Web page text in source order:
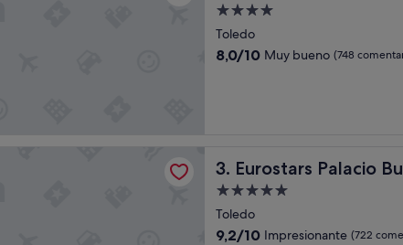
o
n
u
v
i
e
Alojamiento
de
4.0 estrellas
Toledo
8.0
8,0/10 Muy bueno (748
3. Eurostars Palacio
Eurostars Palacio Buenavista
Alojamiento
de
5.0 estrellas
Toledo
9.2
9,2/10 Impresionante (722